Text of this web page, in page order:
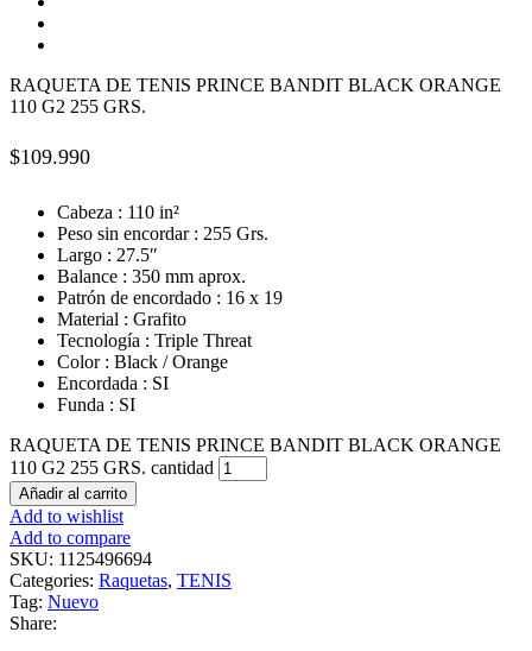
RAQUETA DE TENIS PRINCE BANDIT BLACK ORANGE
110 G2 255 GRS.
$109.990
Cabeza : 110 in²
Peso sin encordar : 255 Grs.
Largo : 27.5″
Balance : 350 mm aprox.
Patrón de encordado : 16 x 19
Material : Grafito
Tecnología : Triple Threat
Color : Black / Orange
Encordada : SI
Funda : SI
RAQUETA DE TENIS PRINCE BANDIT BLACK ORANGE
110 G2 255 GRS. cantidad
Añadir al carrito
Add to wishlist
Add to compare
SKU: 1125496694
Categories: Raquetas, TENIS
Tag: Nuevo
Share: